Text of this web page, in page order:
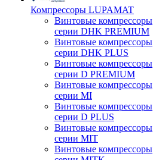
Компрессоры LUPAMAT
Винтовые компрессоры
серии DHK PREMIUM
Винтовые компрессоры
серии DHK PLUS
Винтовые компрессоры
серии D PREMIUM
Винтовые компрессоры
серии MI
Винтовые компрессоры
серии D PLUS
Винтовые компрессоры
серии MIT
Винтовые компрессоры